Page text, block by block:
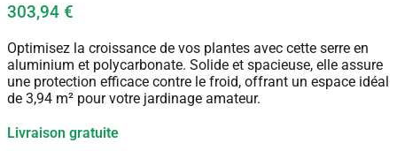
303,94 €
Optimisez la croissance de vos plantes avec cette serre en
aluminium et polycarbonate. Solide et spacieuse, elle assure
une protection efficace contre le froid, offrant un espace idéal
de 3,94 m² pour votre jardinage amateur.
Livraison gratuite